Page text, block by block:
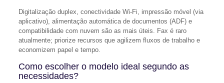
Digitalização duplex, conectividade Wi‑Fi, impressão móvel (via
aplicativo), alimentação automática de documentos (ADF) e
compatibilidade com nuvem são as mais úteis. Fax é raro
atualmente; priorize recursos que agilizem fluxos de trabalho e
economizem papel e tempo.
Como escolher o modelo ideal segundo as
necessidades?